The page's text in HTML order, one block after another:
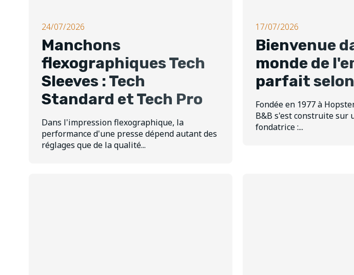
24/07/2026
Manchons
flexographiques Tech
Sleeves : Tech
Standard et Tech Pro
Dans l'impression flexographique, la
performance d'une presse dépend autant des
réglages que de la qualité...
17/07/2026
Bienvenue
monde de
parfait
Fondée en 1977 à
B&B s'est construite sur
fondatrice :...